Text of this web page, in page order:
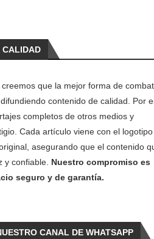
CALIDAD
creemos que la mejor forma de
contenido de calidad. Por
completos de otros medios y
Cada artículo viene con el
asegurando que el contenido
y confiable. Nuestro compromiso es
seguro y de garantía.
CANAL DE WHATSAPP